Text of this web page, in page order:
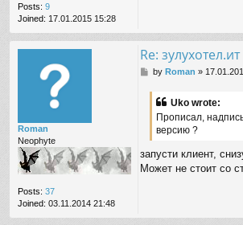
Posts: 9
Joined: 17.01.2015 15:28
Roman
Neophyte
Posts: 37
Joined: 03.11.2014 21:48
Re: зулухотел.ит
Pby Roman »
Uko wrote:
Прописал,
версию ?
запусти клиент,
Может не стоит со